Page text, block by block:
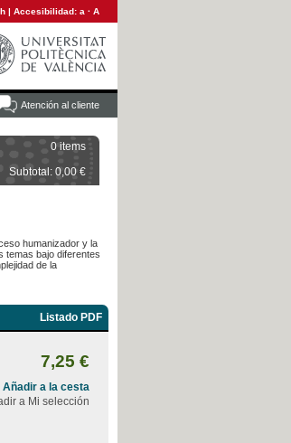
| Accesibilidad: a · A
Atención al cliente
0 items
Subtotal: 0,00 €
humanizador y la
temas bajo diferentes
de la
Listado PDF
7,25 €
Añadir a la cesta
a Mi selección